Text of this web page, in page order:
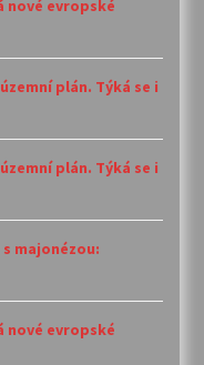
nové evropské
plán. Týká se i
plán. Týká se i
majonézou:
nové evropské